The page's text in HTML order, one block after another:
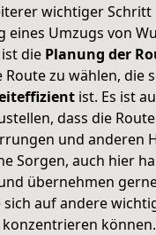
wichtiger Schritt
eines Umzugs von
diePlanung der
Route zu wählen, die
ist. Es ist
dass die
und anderen
Sorgen, auch hier
übernehmen
sich auf andere
konzentrieren können.